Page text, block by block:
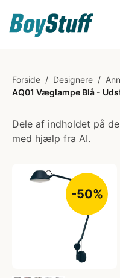
Forside / Designere /
AQ01 Væglampe Blå -
Dele af indholdet på
med hjælp fra AI.
-50%